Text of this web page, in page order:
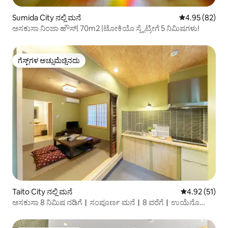
Sumida City ನಲ್ಲಿ ಮನೆ 5 ರಲ್ಲಿ 4.95
4.95 (82)
ಅಸಕುಸಾ ನಿಂಜಾ ಹೌಸ್| 70m2 |ಟೋಕಿಯೊ ಸ್ಕೈಟ್ರೀಗೆ 5 ನಿಮಿಷಗಳು!
ಗೆಸ್ಟ್‌ಗಳ ಅಚ್ಚುಮೆಚ್ಚಿನದು
ಗೆಸ್ಟ್‌ಗಳ ಅಚ್ಚುಮೆಚ್ಚಿನದು
Taito City ನಲ್ಲಿ ಮನೆ 5 ರಲ್ಲಿ 4.92
4.92 (51)
ಅಸಕುಸಾ 8 ನಿಮಿಷ ನಡಿಗೆ｜ಸಂಪೂರ್ಣ ಮನೆ｜8 ವರೆಗೆ｜ಉಯೆನೊ